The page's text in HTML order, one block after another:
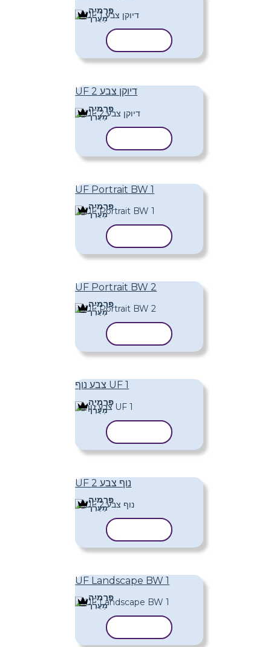
פּרֶמיָה
מַעֲרָך
UF דיוקן צבע 2
פּרֶמיָה
מַעֲרָך
UF Portrait BW 1
פּרֶמיָה
מַעֲרָך
UF Portrait BW 2
פּרֶמיָה
מַעֲרָך
צבע נוף UF 1
פּרֶמיָה
מַעֲרָך
UF נוף צבע 2
פּרֶמיָה
מַעֲרָך
UF Landscape BW 1
פּרֶמיָה
מַעֲרָך